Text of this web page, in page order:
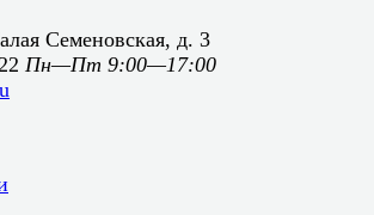
Семеновская, д. 3
Пн—Пт 9:00—17:00